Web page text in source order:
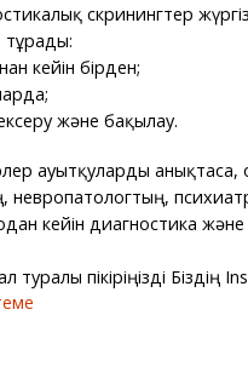
скринингтер
тұрады:
кейін бірден;
және бақылау.
ауытқуларды анықтаса,
невропатологтың,
кейін диагностика
туралы пікіріңізді Біздің